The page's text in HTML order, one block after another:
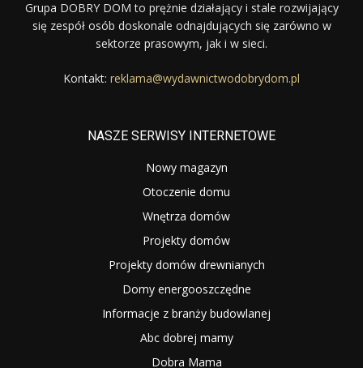
Grupa DOBRY DOM to prężnie działający i stale rozwijający
się zespół osób doskonale odnajdujących się zarówno w
sektorze prasowym, jak i w sieci.
Kontakt: reklama@wydawnictwodobrydom.pl
NASZE SERWISY INTERNETOWE
Nowy magazyn
Otoczenie domu
Wnętrza domów
Projekty domów
Projekty domów drewnianych
Domy energooszczędne
Informacje z branży budowlanej
Abc dobrej mamy
Dobra Mama